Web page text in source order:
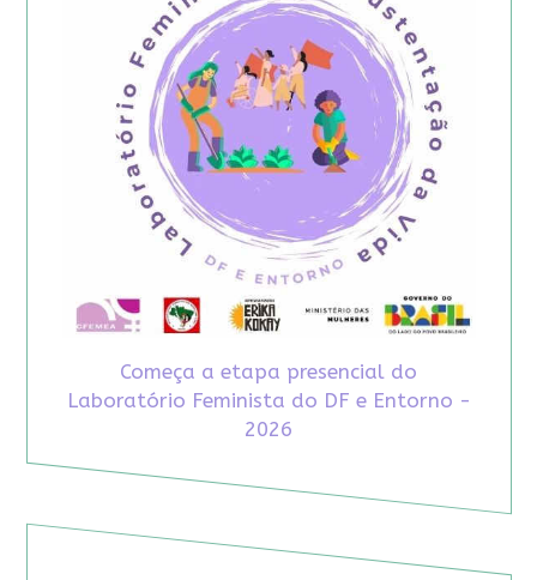
Começa a etapa presencial do
Laboratório Feminista do DF e Entorno -
2026